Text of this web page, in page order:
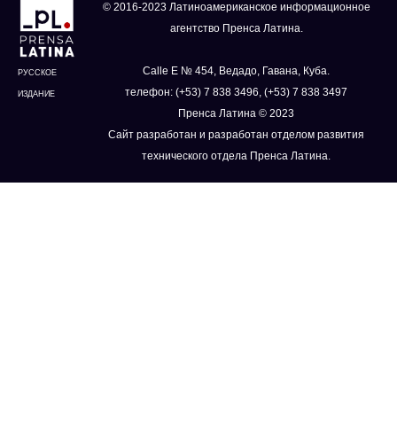
РУССКОЕ
ИЗДАНИЕ
© 2016-2023 Латиноамериканское информационное
агентство Пренса Латина.
Calle E № 454, Ведадо, Гавана, Куба.
телефон: (+53) 7 838 3496, (+53) 7 838 3497
Пренса Латина © 2023
Сайт разработан и разработан отделом развития
технического отдела Пренса Латина.